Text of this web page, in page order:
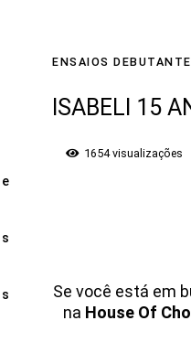
ENSAIOS
ISABELI 15
1654visualizações
Se você está em
na House Of